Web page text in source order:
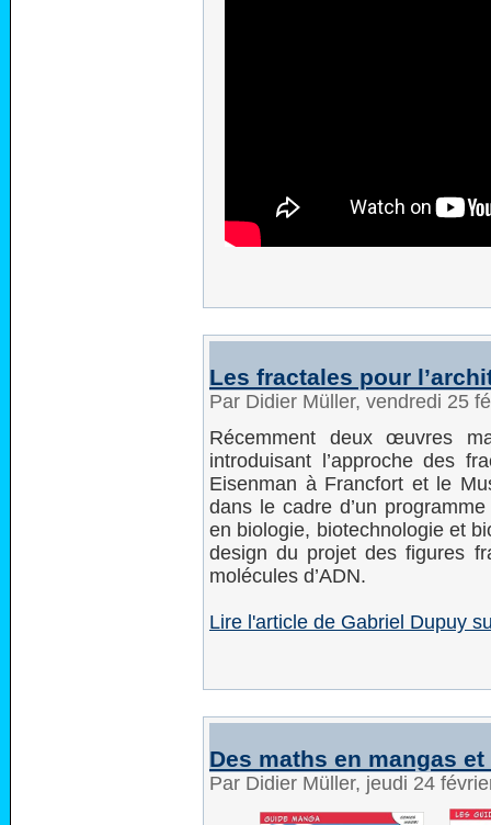
Les fractales pour
Par Didier Müller, vendredi 25
Récemment deux œuvres
introduisant l’approche des
Eisenman à Francfort et le
dans le cadre d’un
en biologie, biotechnologie et
design du projet des figures
molécules d’ADN.
Lire l'article de Gabriel Dupuy
Des maths en mangas
Par Didier Müller, jeudi 24